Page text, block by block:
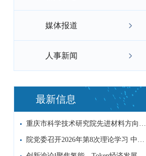
媒体报道
人事新闻
最新信息
重庆市科学技术研究院先进材料方向非编科研...
院党委召开2026年第8次理论学习 中心...